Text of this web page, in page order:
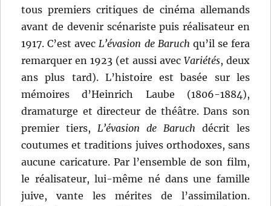
tous premiers critiques de cinéma allemands
avant de devenir scénariste puis réalisateur en
1917. C’est avecL’évasion de Baruch qu’il se fera
remarquer en 1923 (et aussi avec Variétés, deux
ans plus tard). L’histoire est basée sur les
mémoires d’Heinrich Laube (1806-1884),
dramaturge et directeur de théâtre. Dans son
premier tiers,L’évasion de Baruch décrit les
coutumes et traditions juives orthodoxes, sans
aucune caricature. Par l’ensemble de son film,
le réalisateur, lui-même né dans une famille
juive, vante les mérites de l’assimilation.